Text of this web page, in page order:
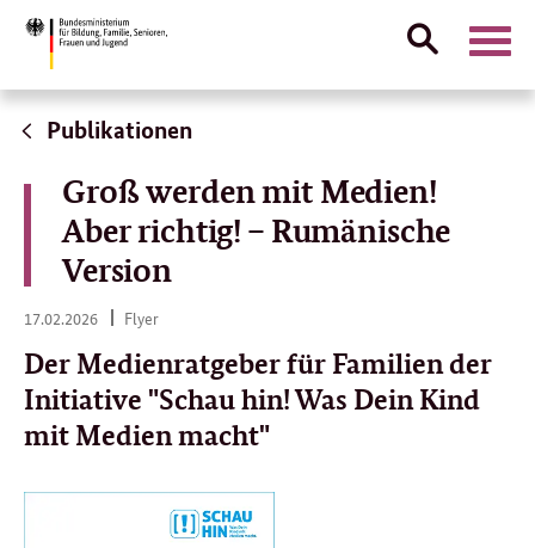
Direktlink:
Suche
Publikationen
Groß werden mit Medien!
Aber richtig! – Rumänische
Version
17.02.2026 17.
2026
Flyer
Der Medienratgeber für Familien der
Initiative "Schau hin! Was Dein Kind
mit Medien macht"